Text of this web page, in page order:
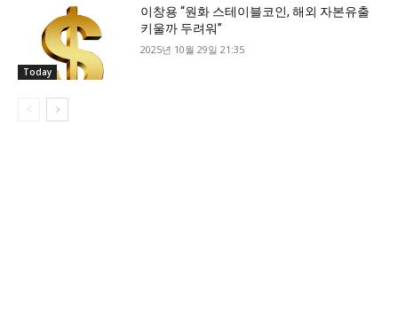
Today
이창용 “원화 스테이블코인, 해외 자본유출
키울까 두려워”
2025년 10월 29일 21:35